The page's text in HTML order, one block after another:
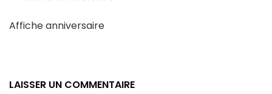
Affiche anniversaire
LAISSER UN COMMENTAIRE